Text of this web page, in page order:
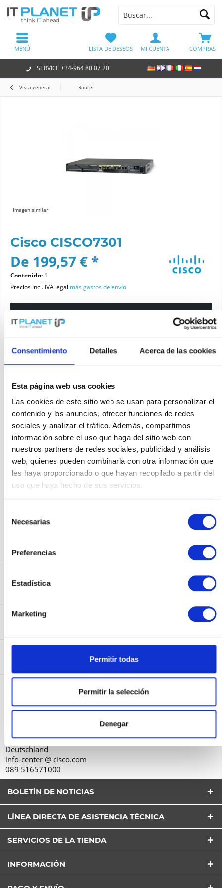
Consentimiento Detalles Acerca de las cookies
Esta página web usa cookies
Las cookies de este sitio web se usan para personalizar el
contenido y los anuncios, ofrecer funciones de redes
sociales y analizar el tráfico. Además, compartimos
información sobre el uso que haga del sitio web con
nuestros partners de redes sociales, publicidad y análisis
web, quienes pueden combinarla con otra información que
les haya proporcionado o que hayan recopilado a partir del
uso que haya hecho de sus servicios.
Necesarias
Preferencias
Estadística
Marketing
Permitir todas
Permitir la selección
Denegar
SERVICE +34-964 80 07 20
COMPRAS
LISTA DE DESEOS MI CUENTA
MENÚ
Vista general Router
Imagen similar
Cisco CISCO7301
De 199,57 € *
Contenido: 1
Precios incl. IVA legal más gastos de envío
Por favor elige una variante
Estado del artículo
nuevo reacondicionado
Añadir a la cesta de la compra
SOLICITE UN PRECIO
He leído laPolítica de Privacidadentender y estar
de acuerdo*
Los campos con * son obligatorios
Recordar Solicitud de oferta de articulo
Fabricante No: CISCO7301
Cisco7301 | Cisco 7301. Data Link Protokolle: Ethernet, Fast
Leasing
Parkring 20D
Garching
Deutschland
info-center @ cisco.com
089 516571000
BOLETÍN DE NOTICIAS
LÍNEA DIRECTA DE ASISTENCIA TÉCNICA
SERVICIOS DE LA TIENDA
INFORMACIÓN